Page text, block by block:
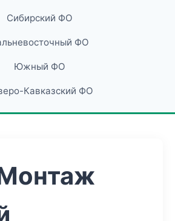
Сибирский ФО
ФО
Южный ФО
Кавказский ФО